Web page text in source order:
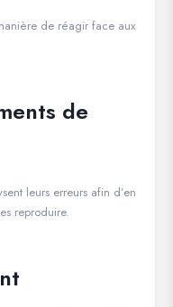
de réagir face aux
de
leurs erreurs afin d’en
reproduire.